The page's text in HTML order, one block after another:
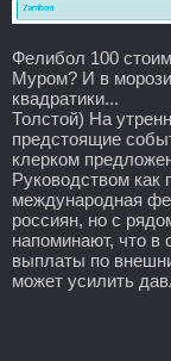
Фелибол 100
Муром? И в
квадратики...
Толстой) На
предстоящие
клерком
Руководством как
международная
россиян, но с
напоминают, что в
выплаты по
может усилить